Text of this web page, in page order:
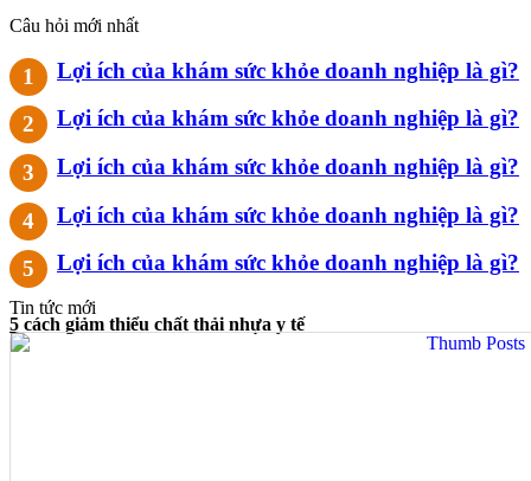
Câu hỏi mới nhất
Lợi ích của khám sức khỏe doanh nghiệp là gì?
Lợi ích của khám sức khỏe doanh nghiệp là gì?
Lợi ích của khám sức khỏe doanh nghiệp là gì?
Lợi ích của khám sức khỏe doanh nghiệp là gì?
Lợi ích của khám sức khỏe doanh nghiệp là gì?
Tin tức mới
5 cách giảm thiểu chất thải nhựa y tế